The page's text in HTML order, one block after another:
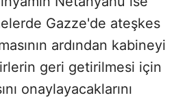
Gazze'de ateşkes
ardından kabineyi
geri getirilmesi için
onaylayacaklarını